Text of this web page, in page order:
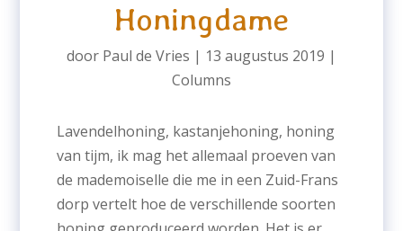
Honingdame
door Paul de Vries | 13 augustus 2019 |
Columns
Lavendelhoning, kastanjehoning, honing
van tijm, ik mag het allemaal proeven van
de mademoiselle die me in een Zuid-Frans
dorp vertelt hoe de verschillende soorten